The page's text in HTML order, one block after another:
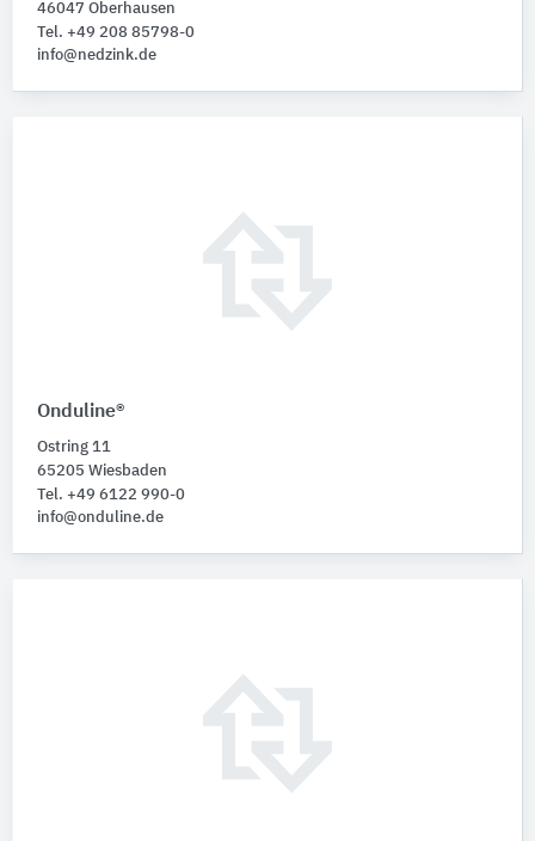
46047 Oberhausen
Tel. +49 208 85798-0
info@nedzink.de
Onduline®
Ostring 11
65205 Wiesbaden
Tel. +49 6122 990-0
info@onduline.de